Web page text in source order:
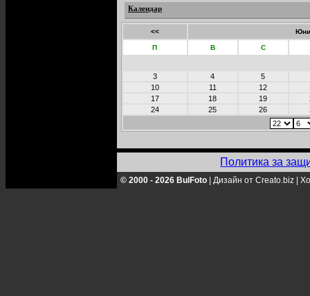
Календар
<<
П В С
3 4
5
10
11 12
17
18 19
24
25 26
Политика за
© 2000 - 2026 BulFoto Дизайн от Creato.biz